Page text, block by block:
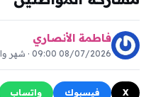
فاطمة الأنصاري
08/07/2026 09:00 · شهر واحد
X فيسبوك واتساب